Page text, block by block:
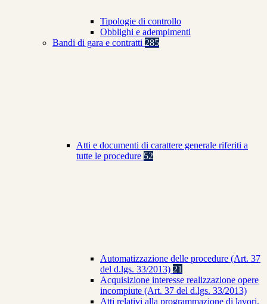
Tipologie di controllo
Obblighi e adempimenti
Bandi di gara e contratti 285
Atti e documenti di carattere generale riferiti a
tutte le procedure 52
Automatizzazione delle procedure (Art. 37
del d.lgs. 33/2013) 21
Acquisizione interesse realizzazione opere
incompiute (Art. 37 del d.lgs. 33/2013)
Atti relativi alla programmazione di lavori,